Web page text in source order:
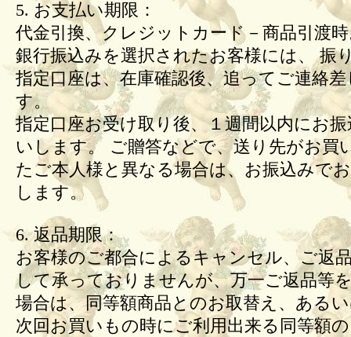
5. お支払い期限：
代金引換、クレジットカード－商品引渡
銀行振込みを選択されたお客様には、 振
指定口座は、在庫確認後、追ってご連絡
す。
指定口座お受け取り後、１週間以内にお
いします。 ご贈答などで、送り先がお買
たご本人様と異なる場合は、お振込みで
します。
6. 返品期限：
お客様のご都合によるキャンセル、ご返
して承っておりませんが、万一ご返品等
場合は、同等額商品とのお取替え、ある
次回お買いもの時にご利用出来る同等額